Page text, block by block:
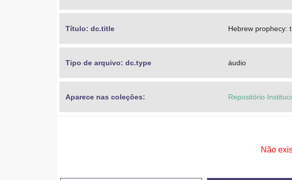
Título: dc.title Hebrew prophecy:
Tipo de arquivo: dc.type áudio
Aparece nas coleções: Repositório
Não